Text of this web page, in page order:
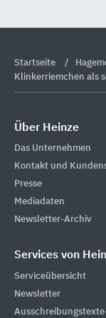
Startseite
Klinkerriemchen als
Über Heinze
Das Unternehmen
Kontakt und
Presse
Mediadaten
Newsletter-Archiv
Services von
Serviceübersicht
Newsletter